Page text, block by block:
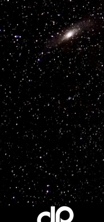
Im November trat die
Samstag 03. November
Sonntag 04. November
Stadthalle Ratingen
Schützenstraße 1
40878 Ratingen
Der Auftritt wurde vom
Veranstalter. Die